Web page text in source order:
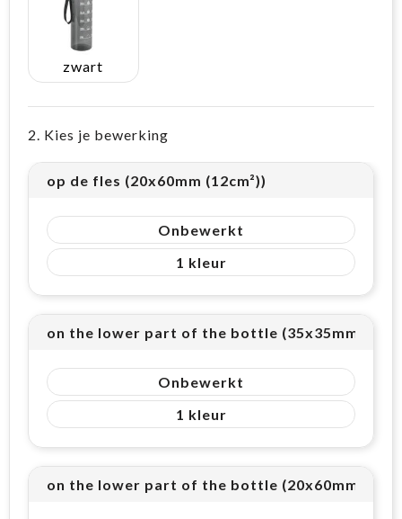
zwart
2. Kies je bewerking
op de fles (20x60mm (12cm²))
Onbewerkt
1
on the lower part of the bottle (35x35mm
Onbewerkt
1
on the lower part of the bottle (20x60mm